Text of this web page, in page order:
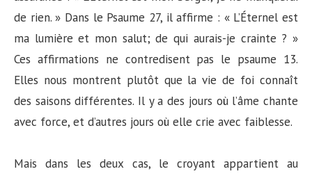
de rien. » Dans le Psaume 27, il affirme : « L’Éternel est
ma lumière et mon salut; de qui aurais-je crainte ? »
Ces affirmations ne contredisent pas le psaume 13.
Elles nous montrent plutôt que la vie de foi connaît
des saisons différentes. Il y a des jours où l’âme chante
avec force, et d’autres jours où elle crie avec faiblesse.
Mais dans les deux cas, le croyant appartient au